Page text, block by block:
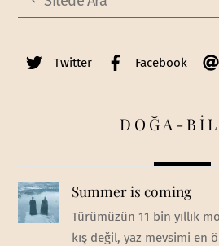
Twitter Facebook
DOĞA-
Summer is coming
Türümüzün 11 bin yıllık
kış değil, yaz mevsimi en